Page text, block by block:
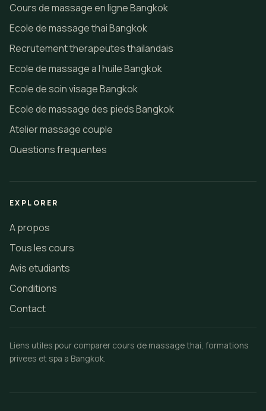
Cours de massage en ligne Bangkok
Ecole de massage thai Bangkok
Recrutement therapeutes thailandais
Ecole de massage a l huile Bangkok
Ecole de soin visage Bangkok
Ecole de massage des pieds Bangkok
Atelier massage couple
Questions frequentes
EXPLORER
A propos
Tous les cours
Avis etudiants
Conditions
Contact
Liens utiles pour comparer cours de massage thai, formations
privees et spa a Bangkok.